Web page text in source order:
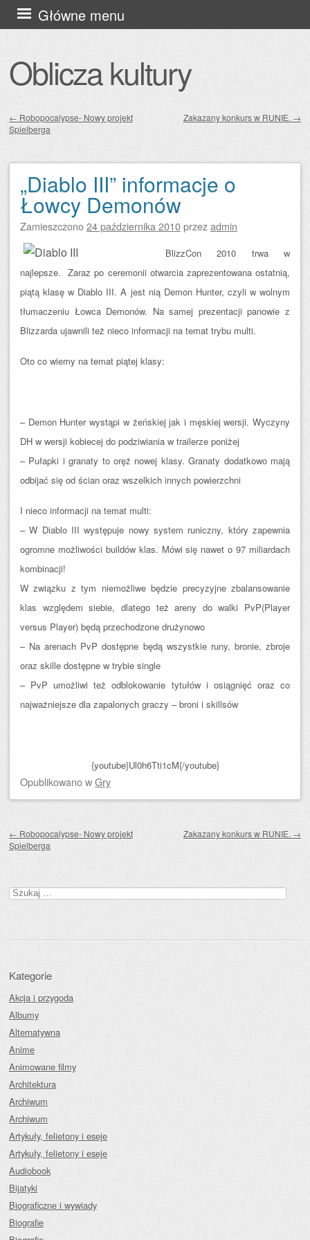
Oblicza kultury
Główne menu
Przejdź
do
Zobacz wpisy
← Robopocalypse- Nowy projekt
Spielberga
Zakazany konkurs w RUNIE. →
„Diablo III” informacje o
Łowcy Demonów
Zamieszczono24 października 2010przezadmin
BlizzCon 2010 trwa w
najlepsze. Zaraz po ceremonii otwarcia zaprezentowana ostatnią,
piątą klasę w Diablo III. A jest nią Demon Hunter, czyli w wolnym
tłumaczeniu Łowca Demonów. Na samej prezentacji panowie z
Blizzarda ujawnili też nieco informacji na temat trybu multi.
Oto co wiemy na temat piątej klasy:
– Demon Hunter wystąpi w żeńskiej jak i męskiej wersji. Wyczyny
DH w wersji kobiecej do podziwiania w trailerze poniżej
– Pułapki i granaty to oręż nowej klasy. Granaty dodatkowo mają
odbijać się od ścian oraz wszelkich innych powierzchni
I nieco informacji na temat multi:
– W Diablo III występuje nowy system runiczny, który zapewnia
ogromne możliwości buildów klas. Mówi się nawet o 97 miliardach
kombinacji!
W związku z tym niemożliwe będzie precyzyjne zbalansowanie
klas względem siebie, dlatego też areny do walki PvP(Player
versus Player) będą przechodzone drużynowo
– Na arenach PvP dostępne będą wszystkie runy, bronie, zbroje
oraz skille dostępne w trybie single
– PvP umożliwi też odblokowanie tytułów i osiągnięć oraz co
najważniejsze dla zapalonych graczy – broni i skillsów
{youtube}Ul0h6Tti1cM{/youtube}
OpublikowanowGry
← Robopocalypse- Nowy projekt
Spielberga
Zakazany konkurs w RUNIE. →
Szukaj:
Kategorie
Akcja i przygoda
Albumy
Alternatywna
Anime
Animowane filmy
Architektura
Archiwum
Archiwum
Artykuły, felietony i eseje
Artykuły, felietony i eseje
Audiobook
Bijatyki
Biograficzne i wywiady
Biografie